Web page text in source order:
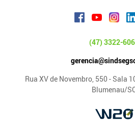
(47) 3322-
Rua XV de Novembro, 550 - Sala
Blumenau/